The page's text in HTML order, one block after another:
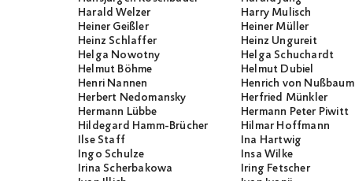
Harald Welzer
Harry Mulisch
Heiner Geißler
Heiner Müller
Heinz Schlaffer
Heinz Ungureit
Helga Nowotny
Helga Schuchardt
Helmut Böhme
Helmut Dubiel
Henri Nannen
Henrich von Nußbaum
Herbert Nedomansky
Herfried Münkler
Hermann Lübbe
Hermann Peter Piwitt
Hildegard Hamm-Brücher
Hilmar Hoffmann
Ilse Staff
Ina Hartwig
Ingo Schulze
Insa Wilke
Irina Scherbakowa
Iring Fetscher